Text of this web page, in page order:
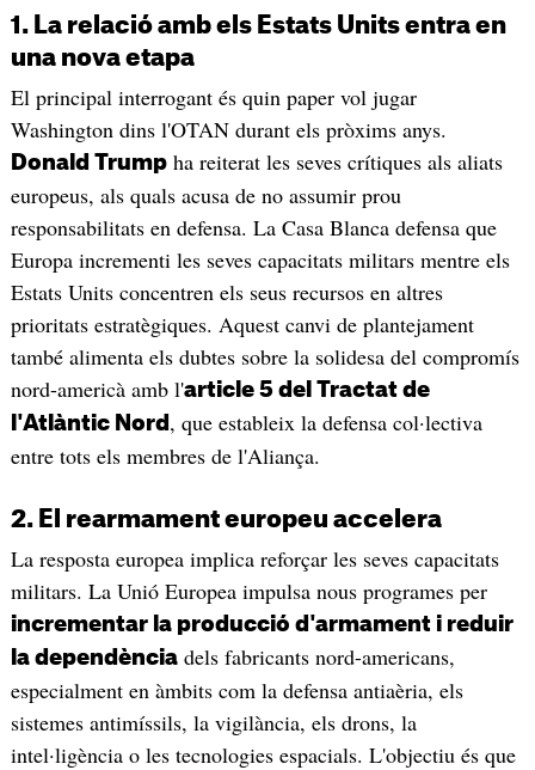
1. La relació amb els Estats Units entra en
una nova etapa
El principal interrogant és quin paper vol jugar
Washington dins l'OTAN durant els pròxims anys.
Donald Trumpha reiterat les seves crítiques als aliats
europeus, als quals acusa de no assumir prou
responsabilitats en defensa. La Casa Blanca defensa que
Europa incrementi les seves capacitats militars mentre els
Estats Units concentren els seus recursos en altres
prioritats estratègiques. Aquest canvi de plantejament
també alimenta els dubtes sobre la solidesa del compromís
nord-americà amb l'article 5 del Tractat de
l'Atlàntic Nord , que estableix la defensa col·lectiva
entre tots els membres de l'Aliança.
2. El rearmament europeu accelera
La resposta europea implica reforçar les seves capacitats
militars. La Unió Europea impulsa nous programes per
incrementar la producció d'armament i reduir
la dependènciadels fabricants nord-americans,
especialment en àmbits com la defensa antiaèria, els
sistemes antimíssils, la vigilància, els drons, la
intel·ligència o les tecnologies espacials. L'objectiu és que